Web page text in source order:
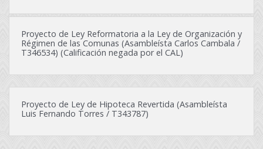
Proyecto de Ley Reformatoria a la Ley de Organización y
Régimen de las Comunas (Asambleísta Carlos Cambala /
T346534) (Calificación negada por el CAL)
Proyecto de Ley de Hipoteca Revertida (Asambleísta
Luis Fernando Torres / T343787)